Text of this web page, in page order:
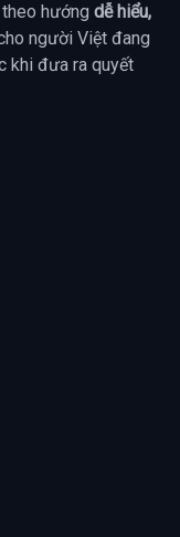
hướng dễ hiểu,
người Việt đang
khi đưa ra quyết